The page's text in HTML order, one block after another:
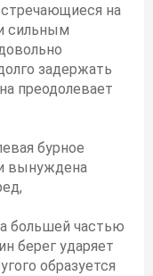
на
сильным
задержать
преодолевает
бурное
вынуждена
большей частью
берег ударяет
образуется